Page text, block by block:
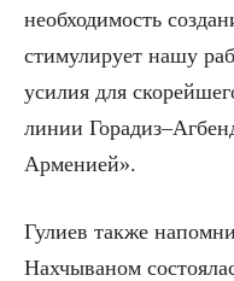
необходимость
стимулирует нашу
усилия для
линии
Арменией».
Гулиев также
Нахчываном